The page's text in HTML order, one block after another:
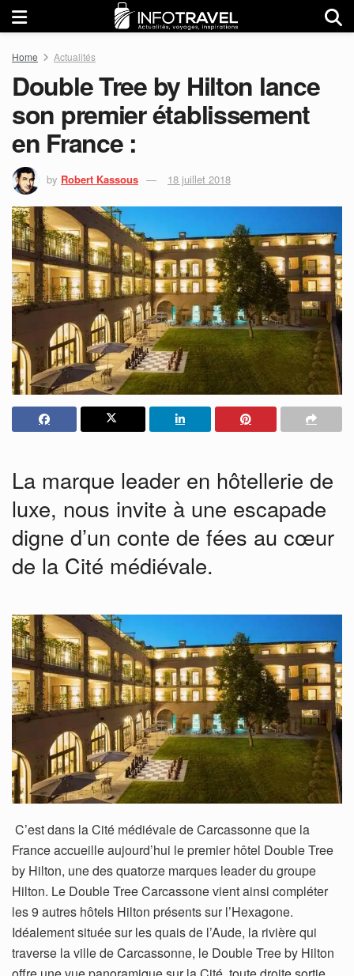
Home Actualités
Double Tree by Hilton lance
son premier établissement
en France :
by Robert Kassous 18 juillet 2018
La marque leader en hôtellerie de
luxe, nous invite à une escapade
digne d’un conte de fées au cœur
de la Cité médiévale.
C’est dans la Cité médiévale de Carcassonne que la
France accueille aujourd’hui le premier hôtel Double Tree
by Hilton, une des quatorze marques leader du groupe
Hilton. Le Double Tree Carcassone vient ainsi compléter
les 9 autres hôtels Hilton présents sur l’Hexagone.
Idéalement située sur les quais de l’Aude, la rivière qui
traverse la ville de Carcassonne, le Double Tree by Hilton